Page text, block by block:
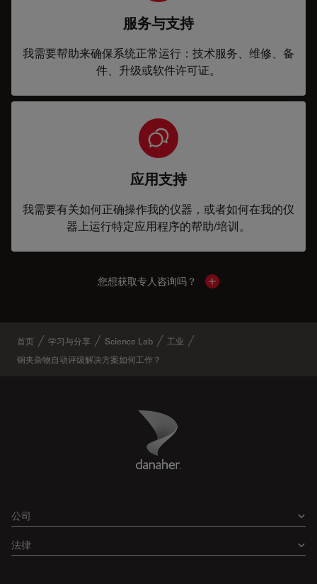
服务与支持
我需要帮助来确保系统正常运行：技术服务、维修、备
件、升级或软件许可证。
应用支持
我需要有关如何正确操作我的仪器，或者如何在我的仪
器上运行特定应用程序的帮助/培训。
您想获取专人咨询吗？ Show local contacts
首页 学习与分享 Science Lab
工业
钢夹杂物自动评级解决方案如何工作？
Danaher Logo
公司
法律